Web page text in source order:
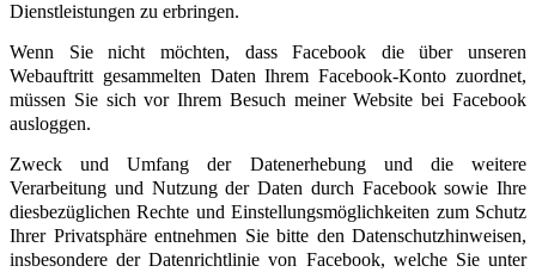
Dienstleistungen zu erbringen.
Wenn Sie nicht möchten, dass Facebook die über unseren
Webauftritt gesammelten Daten Ihrem Facebook-Konto zuordnet,
müssen Sie sich vor Ihrem Besuch meiner Website bei Facebook
ausloggen.
Zweck und Umfang der Datenerhebung und die weitere
Verarbeitung und Nutzung der Daten durch Facebook sowie Ihre
diesbezüglichen Rechte und Einstellungsmöglichkeiten zum Schutz
Ihrer Privatsphäre entnehmen Sie bitte den Datenschutzhinweisen,
insbesondere der Datenrichtlinie von Facebook, welche Sie unter